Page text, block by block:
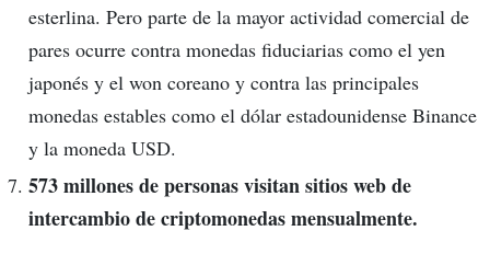
esterlina. Pero parte de la mayor actividad comercial de
pares ocurre contra monedas fiduciarias como el yen
japonés y el won coreano y contra las principales
monedas estables como el dólar estadounidense Binance
y la moneda USD.
573 millones de personas visitan sitios web de
intercambio de criptomonedas mensualmente.